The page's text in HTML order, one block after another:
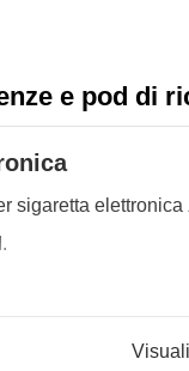
e pod di
sigaretta elettronica